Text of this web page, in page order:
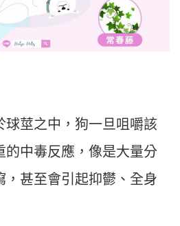
球莖之中，狗一旦咀嚼該
的中毒反應，像是大量分
，甚至會引起抑鬱、全身